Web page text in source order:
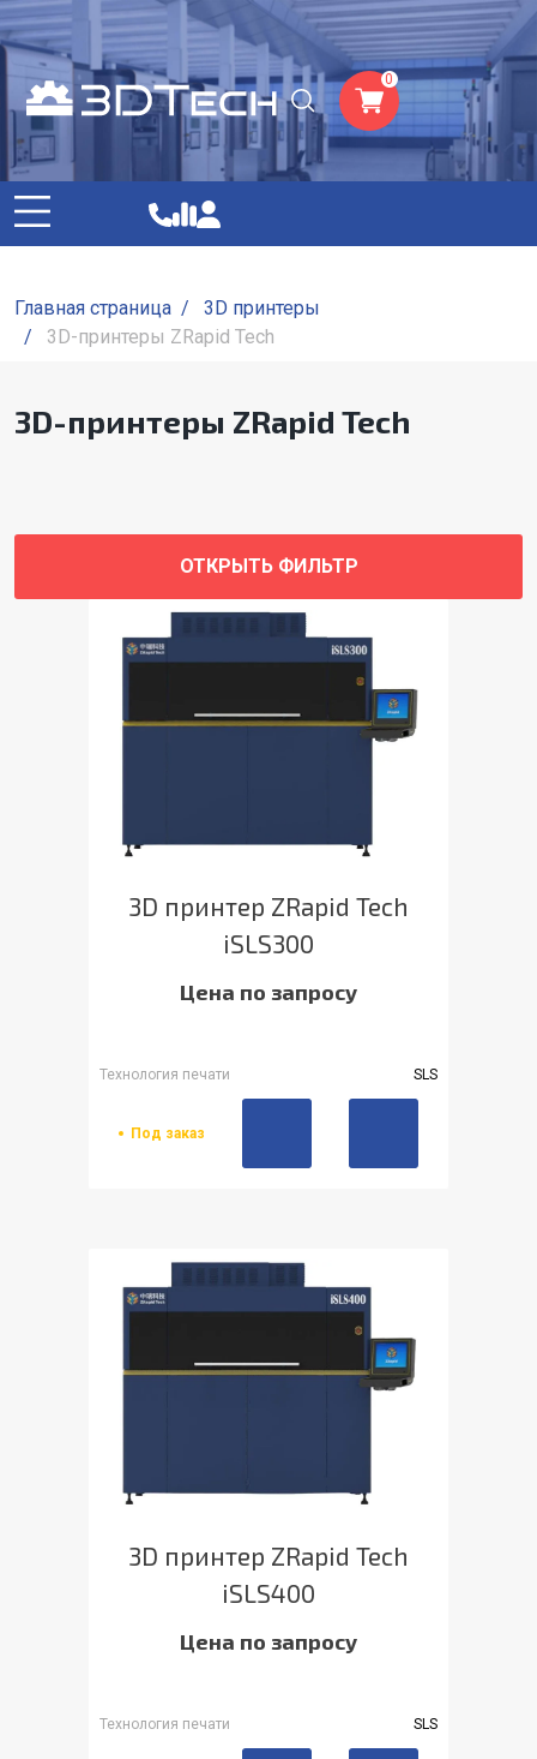
0
Главная страница /
3D принтеры
/
3D-принтеры ZRapid Tech
3D-принтеры ZRapid Tech
ОТКРЫТЬ ФИЛЬТР
3D принтер ZRapid Tech
iSLS300
Цена по запросу
Технология печати SLS
Под заказ
3D принтер ZRapid Tech
iSLS400
Цена по запросу
Технология печати SLS